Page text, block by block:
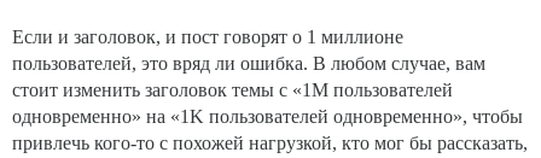
Если и заголовок, и пост говорят о 1 миллионе
пользователей, это вряд ли ошибка. В любом случае, вам
стоит изменить заголовок темы с «1M пользователей
одновременно» на «1K пользователей одновременно», чтобы
привлечь кого-то с похожей нагрузкой, кто мог бы рассказать,